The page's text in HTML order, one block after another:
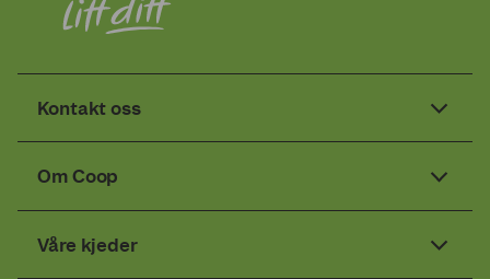
Kontakt oss
Om Coop
Våre kjeder